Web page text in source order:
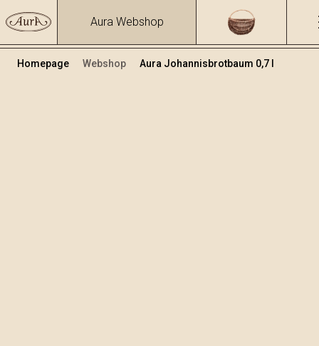
Aura Webshop
Homepage Webshop Aura Johannisbrotbaum 0,7 l